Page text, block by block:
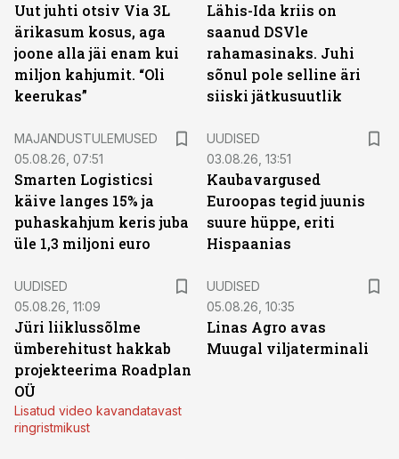
Uut juhti otsiv Via 3L
ärikasum kosus, aga
joone alla jäi enam kui
miljon kahjumit. “Oli
keerukas”
Lähis-Ida kriis on
saanud DSVle
rahamasinaks. Juhi
sõnul pole selline äri
siiski jätkusuutlik
MAJANDUSTULEMUSED
05.08.26, 07:51
Smarten Logisticsi
käive langes 15% ja
puhaskahjum keris juba
üle 1,3 miljoni euro
UUDISED
03.08.26, 13:51
Kaubavargused
Euroopas tegid juunis
suure hüppe, eriti
Hispaanias
UUDISED
05.08.26, 11:09
Jüri liiklussõlme
ümberehitust hakkab
projekteerima Roadplan
OÜ
Lisatud video kavandatavast
ringristmikust
UUDISED
05.08.26, 10:35
Linas Agro avas
Muugal viljaterminali